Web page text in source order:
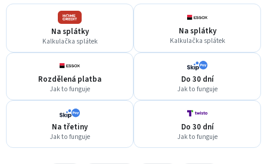
Na splátky
Kalkulačka splátek
Na splátky
Kalkulačka splátek
Rozdělená platba
Jak to funguje
Do 30 dní
Jak to funguje
Na třetiny
Jak to funguje
Do 30 dní
Jak to funguje